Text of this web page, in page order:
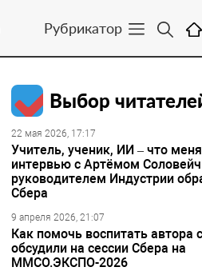
Рубрикатор
Выбор
22 мая 2026, 17:17
Учитель, ученик, ИИ – что
интервью с Артёмом
руководителем Индустрии
Сбера
9 апреля 2026, 21:07
Как помочь воспитать автора
обсудили на сессии Сбера на
ММСО.ЭКСПО-2026